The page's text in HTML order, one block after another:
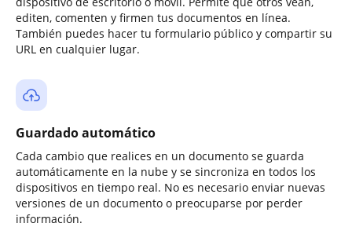
editen, comenten y firmen tus documentos en línea.
También puedes hacer tu formulario público y compartir su
URL en cualquier lugar.
Guardado automático
Cada cambio que realices en un documento se guarda
automáticamente en la nube y se sincroniza en todos los
dispositivos en tiempo real. No es necesario enviar nuevas
versiones de un documento o preocuparse por perder
información.